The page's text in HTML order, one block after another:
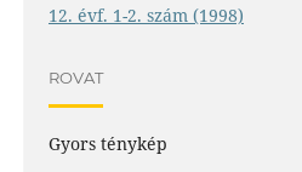
12. évf. 1-2. szám (1998)
ROVAT
Gyors ténykép